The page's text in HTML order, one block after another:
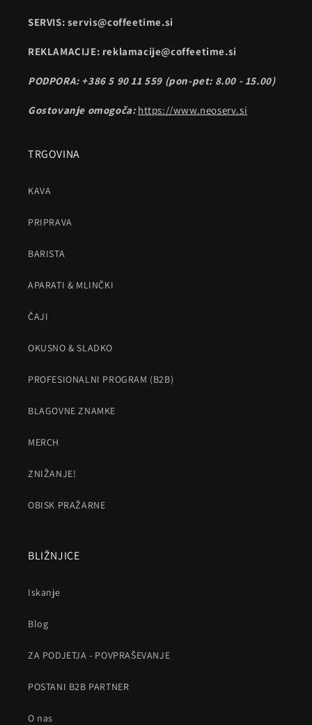
SERVIS: servis@coffeetime.si
REKLAMACIJE: reklamacije@coffeetime.si
PODPORA: +386 5 90 11 559 (pon-pet: 8.00 - 15.00)
Gostovanje omogoča: https://www.neoserv.si
TRGOVINA
KAVA
PRIPRAVA
BARISTA
APARATI & MLINČKI
ČAJI
OKUSNO & SLADKO
PROFESIONALNI PROGRAM (B2B)
BLAGOVNE ZNAMKE
MERCH
ZNIŽANJE!
OBISK PRAŽARNE
BLIŽNJICE
Iskanje
Blog
ZA PODJETJA - POVPRAŠEVANJE
POSTANI B2B PARTNER
O nas